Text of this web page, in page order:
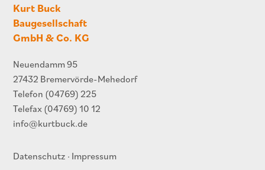
Kurt Buck
Baugesellschaft
GmbH & Co. KG
Neuendamm 95
27432 Bremervörde-Mehedorf
Telefon (04769) 225
Telefax (04769) 10 12
info@kurtbuck.de
Datenschutz · Impressum